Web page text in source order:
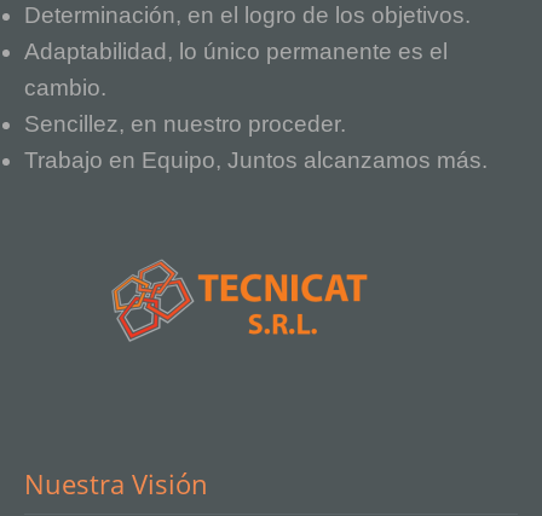
Determinación, en el logro de los objetivos.
Adaptabilidad, lo único permanente es el
cambio.
Sencillez, en nuestro proceder.
Trabajo en Equipo, Juntos alcanzamos más.
Nuestra Visión